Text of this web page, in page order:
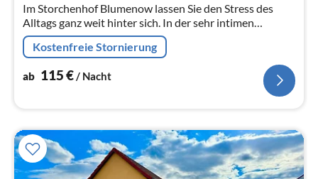
Im Storchenhof Blumenow lassen Sie den Stress des
Alltags ganz weit hinter sich. In der sehr intimen
privaten Atmosphäre mitten in der Natur, dem grossen
Park mit angrenzendem...
Kostenfreie Stornierung
ab 115€ / Nacht